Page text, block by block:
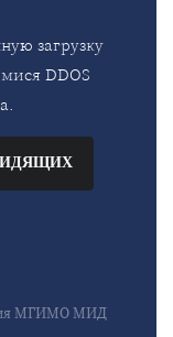
загрузку
DDOS
МГИМО МИД